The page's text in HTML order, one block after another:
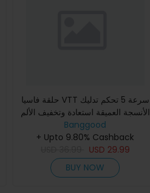
حلقة فاسيا VTT سرعة 5 تحكم تدليك
الأنسجة العميقة استعادة وتخفيف الألم
تمارين منزلية إعادة تأهيل الإصابات
Banggood
+ Upto 9.80% Cashback
USD 29.99
BUY NOW